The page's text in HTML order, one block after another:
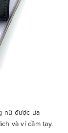
nữ được ưa
và ví cầm tay.